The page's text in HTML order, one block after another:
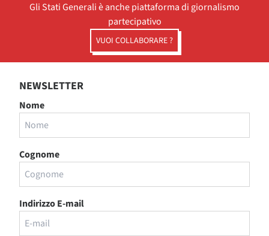
Gli Stati Generali è anche piattaforma di giornalismo
partecipativo
VUOI COLLABORARE ?
NEWSLETTER
Nome
Cognome
Indirizzo E-mail